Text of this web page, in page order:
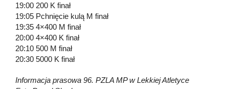
19:00 200 K finał
19:05 Pchnięcie kulą M finał
19:35 4×400 M finał
20:00 4×400 K finał
20:10 500 M finał
20:30 5000 K finał
Informacja prasowa 96. PZLA MP w Lekkiej Atletyce